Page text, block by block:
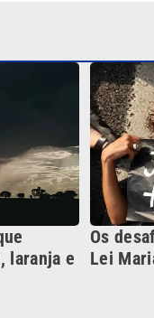
Continua após a publicidade
Variedades